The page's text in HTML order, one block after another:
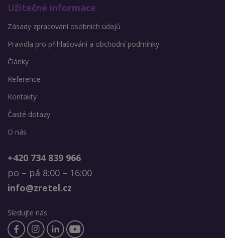
Užitečné informace
Zásady zpracování osobních údajů
Pravidla pro přihlašování a obchodní podmínky
Články
Reference
Kontakty
Časté dotazy
O nás
+420 734 839 966
po – pá 8:00 – 16:00
info@zretel.cz
Sledujte nás